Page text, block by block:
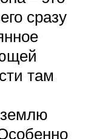
сразу
там
землю